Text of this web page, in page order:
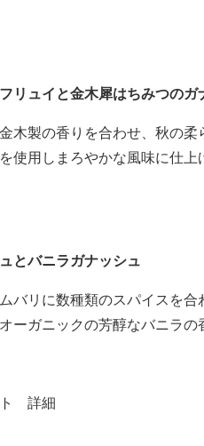
リュイと金木犀はちみつのガ
木製の香りを合わせ、秋の
使用しまろやかな風味に仕
とバニラガナッシュ
バリに数種類のスパイスを
ーガニックの芳醇なバニラの
ト 詳細